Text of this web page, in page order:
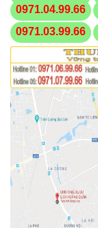
0971.04.99.66
0971.03.99.66